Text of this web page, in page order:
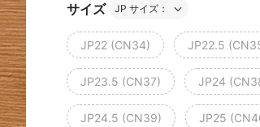
サイズ JP サイズ：
JP22 (CN34) JP22.5
JP23.5 (CN37) JP24
JP24.5 (CN39) JP25